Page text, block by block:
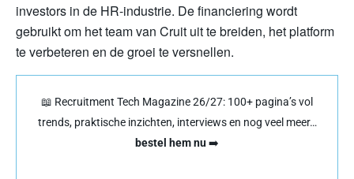
investors in de HR-industrie. De financiering wordt
gebruikt om het team van Cruit uit te breiden, het platform
te verbeteren en de groei te versnellen.
📖 Recruitment Tech Magazine 26/27: 100+ pagina’s vol
trends, praktische inzichten, interviews en nog veel meer…
bestel hem nu➡️